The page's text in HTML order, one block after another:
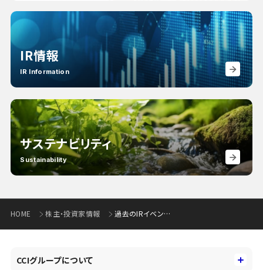
IR情報
IR Information
サステナビリティ
Sustainability
HOME 株主・投資家情報 過去のIRイベント一覧
CCIグループについて